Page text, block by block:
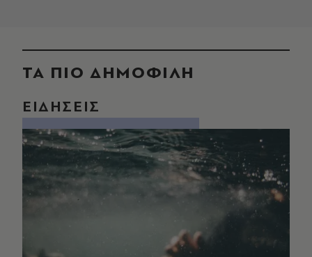
ΤΑ ΠΙΟ ΔΗΜΟΦΙΛΗ
ΕΙΔΗΣΕΙΣ